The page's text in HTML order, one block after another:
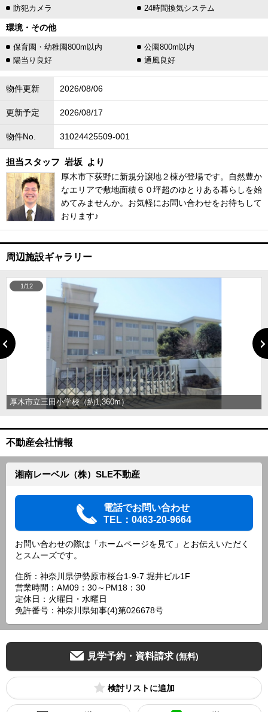
防犯カメラ
24時間換気システム
環境・その他
保育園・幼稚園800m以内
公園800m以内
陽当り良好
通風良好
物件更新 2026/08/06
更新予定 2026/08/17
物件No. 31024425509-001
担当スタッフ 岩坂 より
厚木市下荻野に新規分譲地２棟が登場です。自然豊か
なエリアで敷地面積６０坪超のゆとりある暮らしを始
めてみませんか。お気軽にお問い合わせをお待ちして
おります♪
周辺施設ギャラリー
厚木市立三田小学校（約1,360m）
1/12
不動産会社情報
湘南レーベル（株）SLE不動産
電話でお問い合わせ
TEL：0463-20-9664
お問い合わせの際は「ホームページを見て」とお伝えいただく
とスムーズです。
住所：神奈川県伊勢原市桜台1-9-7 堀井ビル1F
営業時間：AM09：30～PM18：30
定休日：火曜日・水曜日
免許番号：神奈川県知事(4)第026678号
見学予約・資料請求 (無料)
検討リスト